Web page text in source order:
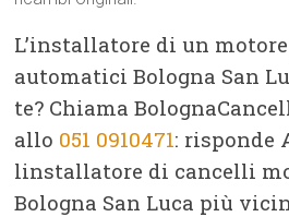
L’installatore di un
automatici Bologna San
te? Chiama
allo 051 0910471: risponde
linstallatore di cancelli
Bologna San Luca più